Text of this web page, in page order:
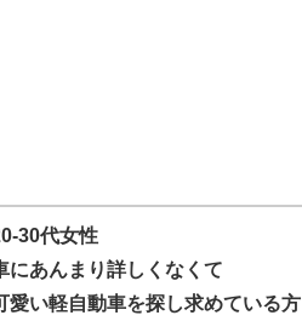
30代女性
にあんまり詳しくなくて
愛い軽自動車を探し求めている方